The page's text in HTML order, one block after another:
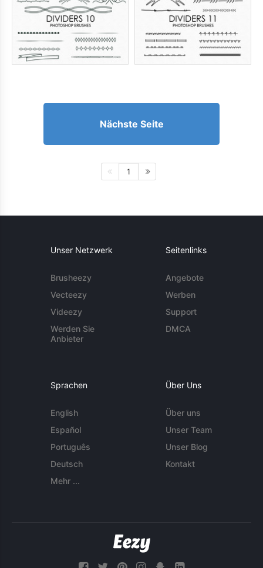
Nächste Seite
1
Unser Netzwerk
Brusheezy
Vecteezy
Videezy
Werden Sie
Anbieter
Seitenlinks
Angebote
Werben
Support
DMCA
Sprachen
English
Español
Português
Deutsch
Mehr ...
Über Uns
Über uns
Unser Team
Unser Blog
Kontakt